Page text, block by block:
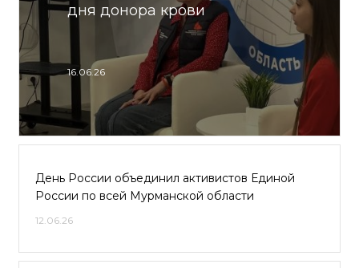
дня донора крови
16.06.26
День России объединил активистов Единой
России по всей Мурманской области
12.06.26